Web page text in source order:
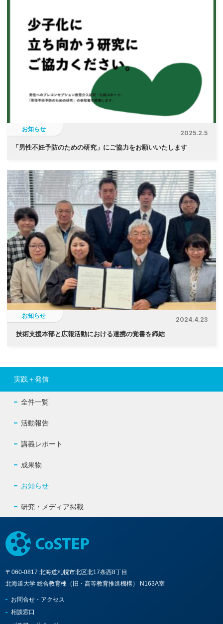
お知らせ
2025.2.5
「 男性不妊予防のための研究」にご協力をお願いいたします
お知らせ
2024.4.23
技術支援本部と広報活動における連携の覚書を締結
実践＋発信
全件一覧
活動報告
講義レポート
成果物
お知らせ
研究・メディア掲載
〒060-0817 北海道札幌市北区北17条西8丁目
北海道大学 総合教育棟（旧・高等教育推進機構） N163A室
お問合せ・アクセス
相談窓口